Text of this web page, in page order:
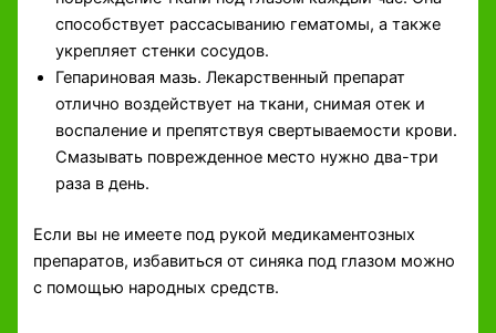
способствует рассасыванию гематомы, а также
укрепляет стенки сосудов.
Гепариновая мазь. Лекарственный препарат
отлично воздействует на ткани, снимая отек и
воспаление и препятствуя свертываемости крови.
Смазывать поврежденное место нужно два-три
раза в день.
Если вы не имеете под рукой медикаментозных
препаратов, избавиться от синяка под глазом можно
с помощью народных средств.